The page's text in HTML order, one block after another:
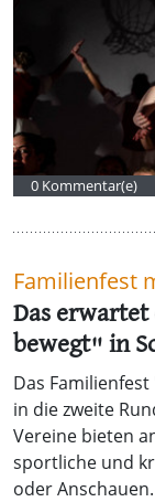
0 Kommentar(e)
Familienfest
Das
bewegt" in
Das
in die zweite
Vereine bieten
sportliche und
oder Anschauen.